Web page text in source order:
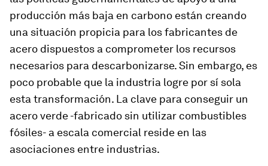
producción más baja en carbono están creando
una situación propicia para los fabricantes de
acero dispuestos a comprometer los recursos
necesarios para descarbonizarse. Sin embargo, es
poco probable que la industria logre por sí sola
esta transformación. La clave para conseguir un
acero verde -fabricado sin utilizar combustibles
fósiles- a escala comercial reside en las
asociaciones entre industrias.